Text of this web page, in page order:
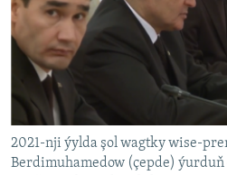
2021-nji ýylda şol wagtky wise-
Berdimuhamedow (çepde)